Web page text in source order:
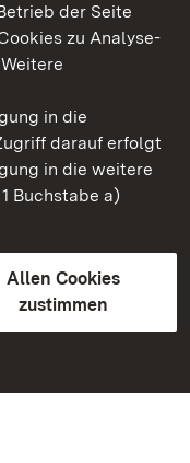
der Seite
zu Analyse-
in die
darauf erfolgt
in die weitere
Buchstabe a)
Allen Cookies
zustimmen
Württemberg